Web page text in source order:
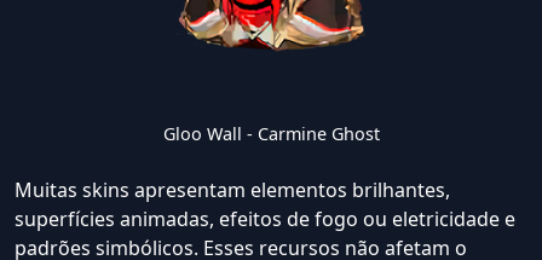
Gloo Wall - Carmine Ghost
Muitas skins apresentam elementos brilhantes,
superfícies animadas, efeitos de fogo ou eletricidade e
padrões simbólicos. Esses recursos não afetam o